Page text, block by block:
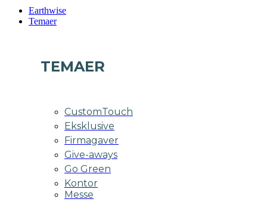
Earthwise
Temaer
TEMAER
CustomTouch
Eksklusive
Firmagaver
Give-aways
Go Green
Kontor
Messe